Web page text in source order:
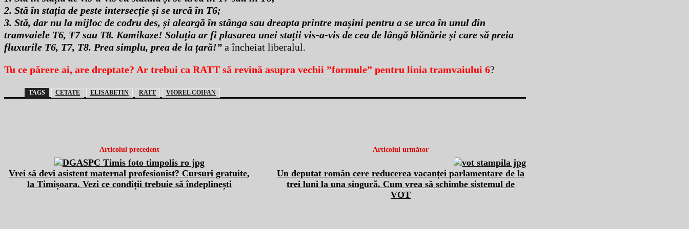
2. Stă în stația de peste intersecție și se urcă în T6;
3. Stă, dar nu la mijloc de codru des, și aleargă în stânga sau dreapta printre mașini pentru a se urca în unul din
tramvaiele T6, T7 sau T8. Kamikaze! Soluția ar fi plasarea unei stații vis-a-vis de cea de lângă blănărie și care să preia
fluxurile T6, T7, T8. Prea simplu, prea de la țară!” a încheiat liberalul.
Tu ce părere ai, are dreptate? Ar trebui ca RATT să revină asupra vechii ”formule” pentru linia tramvaiului 6?
TAGS CETATE ELISABETIN RATT VIOREL COIFAN
Articolul precedent
Vrei să devi asistent maternal profesionist? Cursuri gratuite,
la Timișoara. Vezi ce condiții trebuie să îndeplinești
Articolul următor
Un deputat român cere reducerea vacanței parlamentare de la
trei luni la una singură. Cum vrea să schimbe sistemul de
VOT